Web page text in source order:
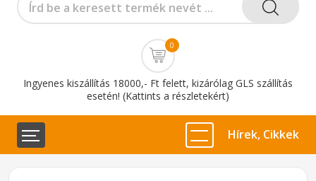
0
Ingyenes kiszállítás 18000,- Ft felett, kizárólag GLS szállítás
esetén! (Kattints a részletekért)
Hírek, Cikkek